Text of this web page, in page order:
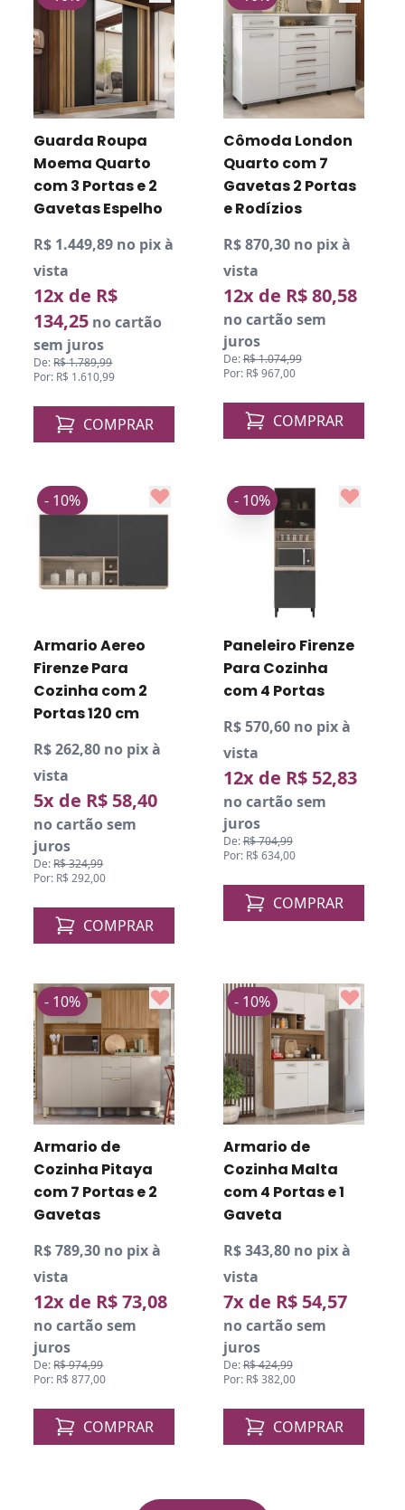
Guarda Roupa
Moema Quarto
com 3 Portas e 2
Gavetas Espelho
R$ 1.449,89 no pix à
vista
12x de R$
134,25 no cartão
sem juros
De:R$ 1.789,99
Por: R$ 1.610,99
COMPRAR
Cômoda London
Quarto com 7
Gavetas 2 Portas
e Rodízios
R$ 870,30 no pix à
vista
12x de R$ 80,58
no cartão sem
juros
De:R$ 1.074,99
Por: R$ 967,00
COMPRAR
Armario Aereo
Firenze Para
Cozinha com 2
Portas 120 cm
R$ 262,80 no pix à
vista
5x de R$ 58,40
no cartão sem
juros
De:R$ 324,99
Por: R$ 292,00
- 10%
COMPRAR
Paneleiro Firenze
Para Cozinha
com 4 Portas
R$ 570,60 no pix à
vista
12x de R$ 52,83
no cartão sem
juros
De:R$ 704,99
Por: R$ 634,00
- 10%
COMPRAR
Armario de
Cozinha Pitaya
com 7 Portas e 2
Gavetas
R$ 789,30 no pix à
vista
12x de R$ 73,08
no cartão sem
juros
De:R$ 974,99
Por: R$ 877,00
- 10%
COMPRAR
Armario de
Cozinha Malta
com 4 Portas e 1
Gaveta
R$ 343,80 no pix à
vista
7x de R$ 54,57
no cartão sem
juros
De:R$ 424,99
Por: R$ 382,00
- 10%
COMPRAR